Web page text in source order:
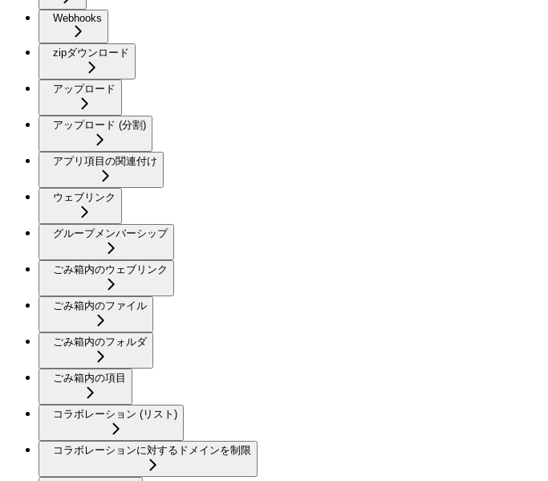
Webhooks
zipダウンロード
アップロード
アップロード (分割)
アプリ項目の関連付け
ウェブリンク
グループメンバーシップ
ごみ箱内のウェブリンク
ごみ箱内のファイル
ごみ箱内のフォルダ
ごみ箱内の項目
コラボレーション (リスト)
コラボレーションに対するドメインを制限